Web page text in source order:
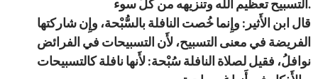
التسبيح تعظيم الله وتنزيهه من كلِّ سوء.
قال ابن الأَثير: وإِنما خُصت النافلة بالسُّبْحة، وإِن شاركتها
الفريضة في معنى التسبيح، لأَن التسبيحات في الفرائض
نوافلُ، فقيل لصلاة النافلة سُبْحة: لأَنها نافلة كالتسبيحات